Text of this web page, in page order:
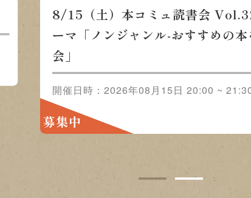
8/15（土）本コミュ読書会
ーマ「ノンジャンル-おすすめの本
会」
開催日時：2026年08月15日 20:00 ~
募集中